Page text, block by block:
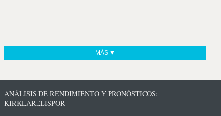
MÁS ▼
ANÁLISIS DE RENDIMIENTO Y PRONÓSTICOS:
KIRKLARELISPOR